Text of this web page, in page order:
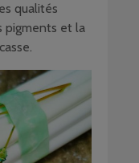
qualités
pigments et la